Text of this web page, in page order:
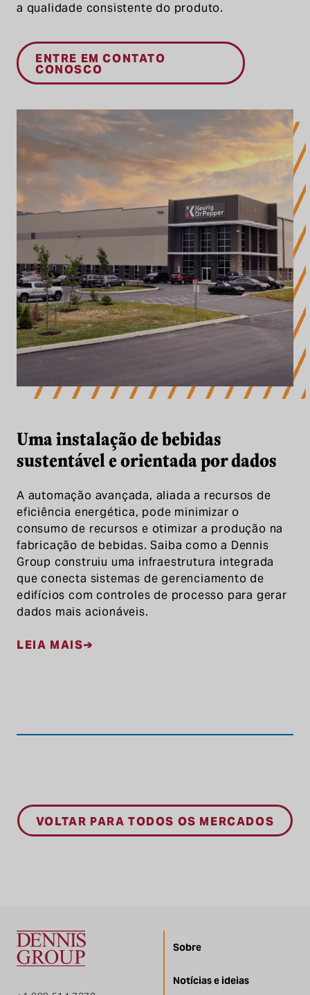
a qualidade consistente do produto.
ENTRE EM CONTATO
CONOSCO
Uma instalação de bebidas
sustentável e orientada por dados
A automação avançada, aliada a recursos de
eficiência energética, pode minimizar o
consumo de recursos e otimizar a produção na
fabricação de bebidas. Saiba como a Dennis
Group construiu uma infraestrutura integrada
que conecta sistemas de gerenciamento de
edifícios com controles de processo para gerar
dados mais acionáveis.
LEIA MAIS
VOLTAR PARA TODOS OS MERCADOS
Sobre
Notícias e ideias